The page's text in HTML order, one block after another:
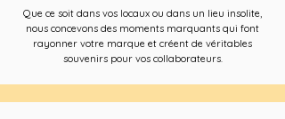
Que ce soit dans vos locaux ou dans un lieu insolite,
nous concevons des moments marquants qui font
rayonner votre marque et créent de véritables
souvenirs pour vos collaborateurs.